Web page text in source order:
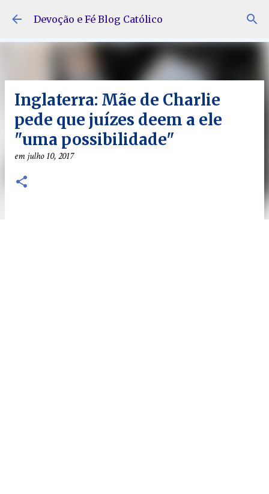
Pular para o conteúdo principal
Devoção e Fé Blog Católico
Inglaterra: Mãe de Charlie
pede que juízes deem a ele
"uma possibilidade"
emjulho 10, 2017